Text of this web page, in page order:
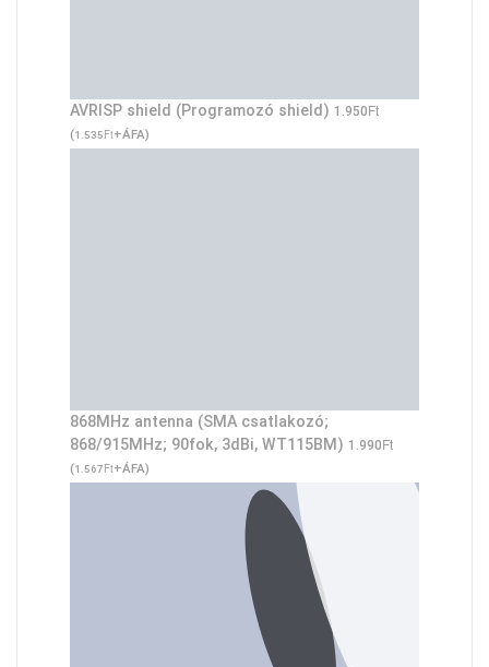
AVRISP shield (Programozó shield) 1.950Ft
(1.535Ft+ÁFA)
868MHz antenna (SMA csatlakozó;
868/915MHz; 90fok, 3dBi, WT115BM) 1.990Ft
(1.567Ft+ÁFA)